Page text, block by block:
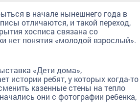
в начале нынешнего года в
отличаются, и такой переход,
хосписа связана со
нет понятия «молодой взрослый».
«Дети дома»,
истории ребят, у которых когда-то
казенные стены на тепло
они с фотографии ребенка,